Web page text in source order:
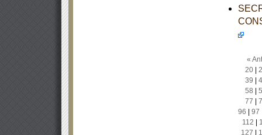
«
20|
39
58
77
96
97
112
127